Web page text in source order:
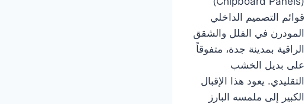
قوائم التصميم الداخلي
المودرن في الفلل والشقق
الراقية بمدينة جدة، متفوقاً
على بديل الخشب
التقليدي. يعود هذا الإقبال
الكبير إلى ملمسه البارز